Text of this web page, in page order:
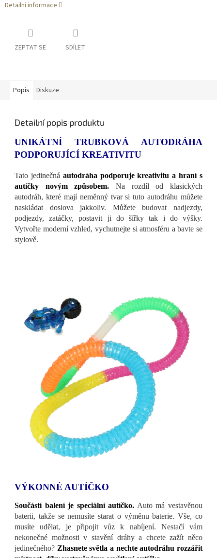
Detailní informace
ZEPTAT SE SDÍLET
Popis Diskuze
Detailní popis produktu
UNIKÁTNÍ TRUBKOVÁ AUTODRÁHA
PODPORUJÍCÍ KREATIVITU
Tato jedinečná autodráha podporuje kreativitu a hraní s
autíčky novým způsobem. Na rozdíl od klasických
autodráh, které mají neměnný tvar si tuto autodráhu můžete
naskládat doslova jakkoliv. Můžete budovat nadjezdy,
podjezdy, zatáčky, postavit ji do šířky tak i do výšky.
Vytvořte moderní vzhled, vychutnejte si atmosféru a bavte se
stylově.
VÝKONNÉ AUTÍČKO
Součástí balení je speciální autíčko. Auto má vestavěnou
baterii, takže se nemusíte starat o výměnu baterie. Vše, co
musíte udělat, je připojit vůz k nabíjení. Nestačí vám
nekonečné možnosti v stavění dráhy a chcete zažít něco
jedinečného? Zhasnete světla a nechte autodráhu rozzářit